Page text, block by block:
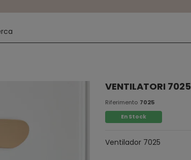
VENTILATORI 7025
Riferimento 7025
En Stock
Ventilador 7025